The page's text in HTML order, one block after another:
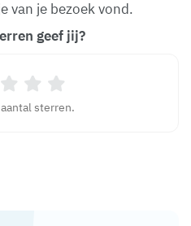
van je bezoek vond.
geef jij?
sterren.